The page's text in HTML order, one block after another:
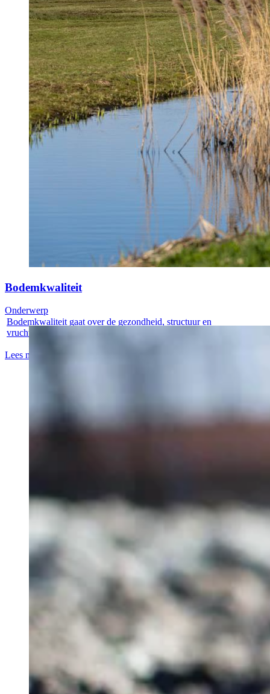
Bodemkwaliteit
Bodemkwaliteit gaat over de gezondheid, structuur en
vruchtbaarheid van de...
Lees meer
Onderwerp